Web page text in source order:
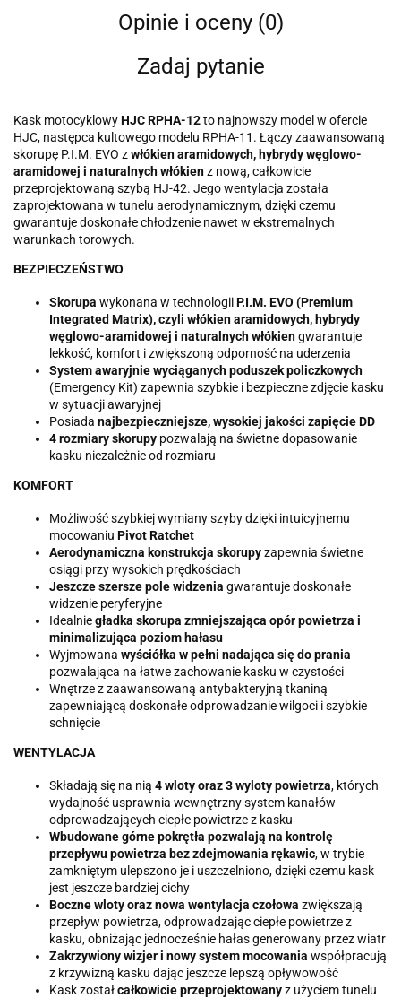
Opinie i oceny (0)
Zadaj pytanie
Kask motocyklowyHJC RPHA-12to najnowszy model w ofercie
HJC, następca kultowego modelu RPHA-11. Łączy zaawansowaną
skorupę P.I.M. EVO zwłókien aramidowych, hybrydy węglowo-
aramidowej i naturalnych włókienz nową, całkowicie
przeprojektowaną szybą HJ-42. Jego wentylacja została
zaprojektowana w tunelu aerodynamicznym, dzięki czemu
gwarantuje doskonałe chłodzenie nawet w ekstremalnych
warunkach torowych.
BEZPIECZEŃSTWO
Skorupa wykonana w technologiiP.I.M. EVO (Premium
Integrated Matrix), czyli włókien aramidowych, hybrydy
węglowo-aramidowej i naturalnych włókiengwarantuje
lekkość, komfort i zwiększoną odporność na uderzenia
System awaryjnie wyciąganych poduszek policzkowych
(Emergency Kit) zapewnia szybkie i bezpieczne zdjęcie kasku
w sytuacji awaryjnej
Posiada najbezpieczniejsze, wysokiej jakości zapięcie DD
4 rozmiary skorupy pozwalają na świetne dopasowanie
kasku niezależnie od rozmiaru
KOMFORT
Możliwość szybkiej wymiany szyby dzięki intuicyjnemu
mocowaniu Pivot Ratchet
Aerodynamiczna konstrukcja skorupyzapewnia świetne
osiągi przy wysokich prędkościach
Jeszcze szersze pole widzenia gwarantuje doskonałe
widzenie peryferyjne
Idealniegładka skorupa zmniejszająca opór powietrza i
minimalizująca poziom hałasu
Wyjmowana wyściółka w pełni nadająca się do prania
pozwalająca na łatwe zachowanie kasku w czystości
Wnętrze z zaawansowaną antybakteryjną tkaniną
zapewniającą doskonałe odprowadzanie wilgoci i szybkie
schnięcie
WENTYLACJA
Składają się na nią 4 wloty oraz 3 wyloty powietrza, których
wydajność usprawnia wewnętrzny system kanałów
odprowadzających ciepłe powietrze z kasku
Wbudowane górne pokrętła pozwalają na kontrolę
przepływu powietrza bez zdejmowania rękawic, w trybie
zamkniętym ulepszono je i uszczelniono, dzięki czemu kask
jest jeszcze bardziej cichy
Boczne wloty oraz nowa wentylacja czołowa zwiększają
przepływ powietrza, odprowadzając ciepłe powietrze z
kasku, obniżając jednocześnie hałas generowany przez wiatr
Zakrzywiony wizjer i nowy system mocowania współpracują
z krzywizną kasku dając jeszcze lepszą opływowość
Kask zostałcałkowicie przeprojektowanyz użyciem tunelu